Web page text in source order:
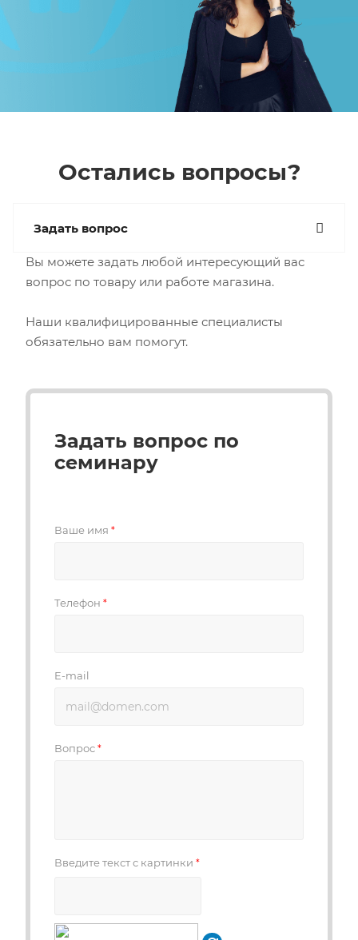
Остались вопросы?
Задать вопрос
Вы можете задать любой интересующий вас
вопрос по товару или работе магазина.
Наши квалифицированные специалисты
обязательно вам помогут.
Задать вопрос по
семинару
Ваше имя *
Телефон *
E-mail
Вопрос *
Введите текст с картинки *